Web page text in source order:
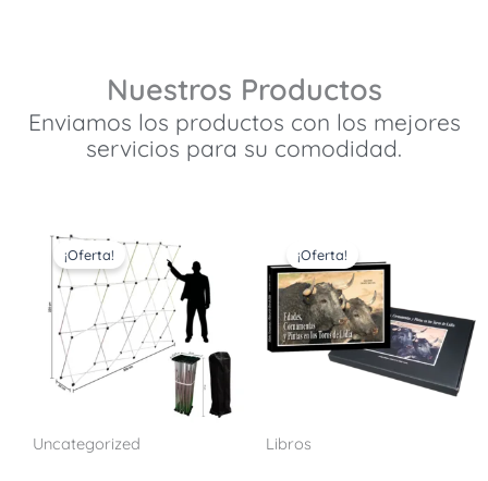
Nuestros Productos
Enviamos los productos con los mejores
servicios para su comodidad.
¡Oferta!
Uncategorized
precio
original
era:
$3,300.00.
precio
actual
es:
$3,000.00.
¡Oferta!
Libros
precio
original
era:
$700.00.
es:
$600.00.